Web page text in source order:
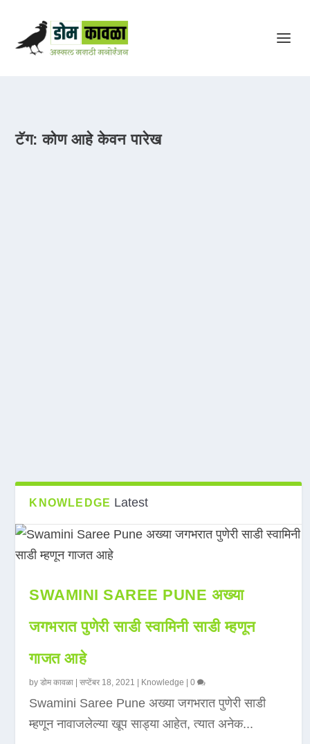
टॅग:कोण आहे केवन पारेख
KNOWLEDGE Latest
SWAMINI SAREE PUNE अख्या
जगभरात पुणेरी साडी स्वामिनी साडी म्हणून
गाजत आहे
byडोम कावळा |सप्टेंबर 18, 2021 Knowledge |0
Swamini Saree Pune अख्या जगभरात पुणेरी साडी
म्हणून नावाजलेल्या खूप साड्या आहेत, त्यात अनेक...